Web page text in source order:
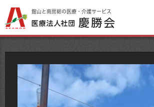
館山と南房総の医療・介護サービス